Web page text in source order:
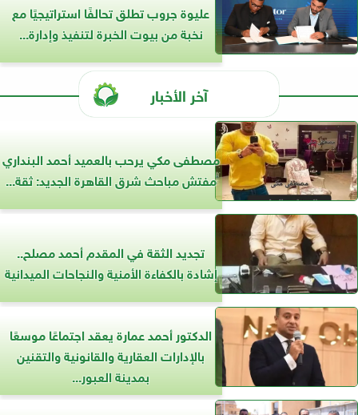
عليوة جروب تطلق تحالفًا استراتيجيًا مع
نخبة من بيوت الخبرة لتنفيذ وإدارة...
آخر الأخبار
مصطفى مكي يرحب بالعميد أحمد البنداري
مفتش مباحث شرق القاهرة الجديد: ثقة...
تجديد الثقة في المقدم أحمد مصلح..
إشادة بالكفاءة الأمنية والنجاحات الميدانية
الدكتور أحمد عمارة يعقد اجتماعًا موسعًا
بالإدارات العقارية والقانونية والتقنين
بمدينة العبور...